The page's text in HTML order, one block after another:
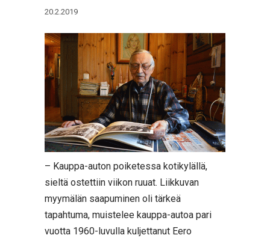
20.2.2019
– Kauppa-auton poiketessa kotikylällä,
sieltä ostettiin viikon ruuat. Liikkuvan
myymälän saapuminen oli tärkeä
tapahtuma, muistelee kauppa-autoa pari
vuotta 1960-luvulla kuljettanut Eero